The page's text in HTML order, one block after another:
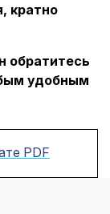
кратно
обратитесь
удобным
PDF